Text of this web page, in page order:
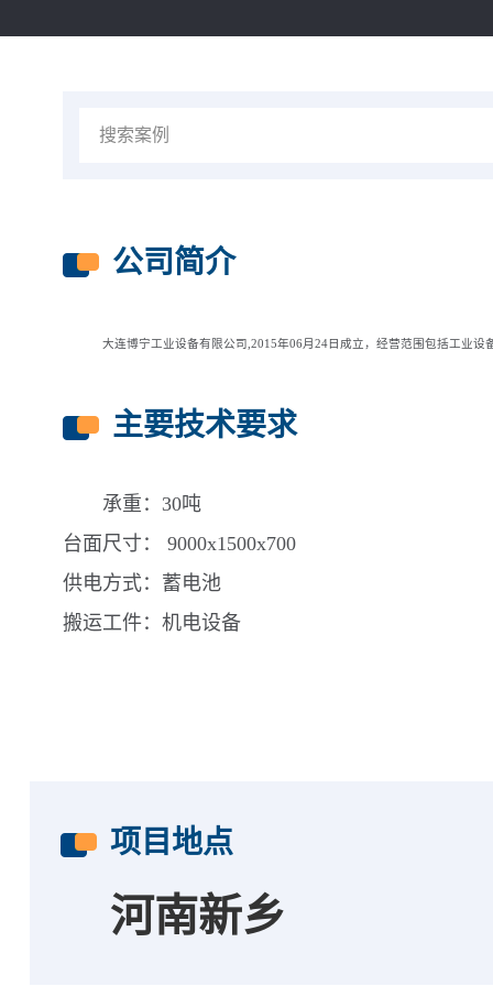
公司简介
大连博宁工业设备有限公司,2015年06月24日成立，经营范围包括工业
主要技术要求
承重：30吨
台面尺寸： 9000x1500x700
供电方式：蓄电池
搬运工件：机电设备
项目地点
河南新乡